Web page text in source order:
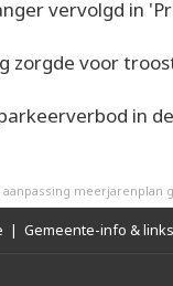
vervolgd in
zorgde voor
in de
meerjarenplan
| Gemeente-info & links